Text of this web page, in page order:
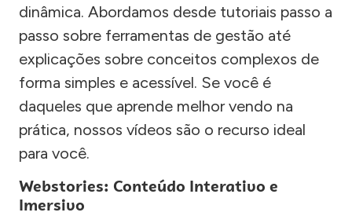
dinâmica. Abordamos desde tutoriais passo a
passo sobre ferramentas de gestão até
explicações sobre conceitos complexos de
forma simples e acessível. Se você é
daqueles que aprende melhor vendo na
prática, nossos vídeos são o recurso ideal
para você.
Webstories: Conteúdo Interativo e
Imersivo